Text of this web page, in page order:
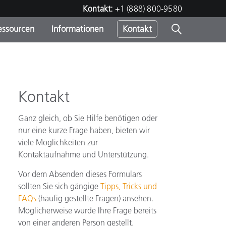
Kontakt: +1 (888) 800-9580
Informationen Kontakt
Kontakt
Ganz gleich, ob Sie Hilfe benötigen oder
nur eine kurze Frage haben, bieten wir
viele Möglichkeiten zur
Kontaktaufnahme und Unterstützung.
Vor dem Absenden dieses Formulars
sollten Sie sich gängige Tipps, Tricks und
FAQs (häufig gestellte Fragen) ansehen.
Möglicherweise wurde Ihre Frage bereits
von einer anderen Person gestellt.